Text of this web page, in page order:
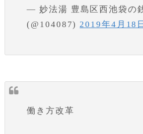
— 妙法湯 豊島区西池袋の
(@104087) 2019年4月18日
働き方改革